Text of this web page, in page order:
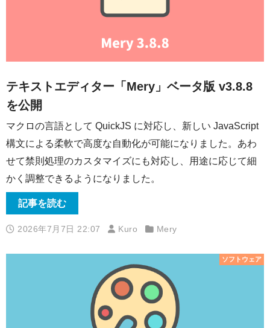
テキストエディター「Mery」ベータ版 v3.8.8
を公開
マクロの言語として QuickJS に対応し、新しい JavaScript
構文による柔軟で高度な自動化が可能になりました。あわ
せて禁則処理のカスタマイズにも対応し、用途に応じて細
かく調整できるようになりました。
記事を読む
2026年7月7日 22:07 Kuro Mery
ソフトウェア